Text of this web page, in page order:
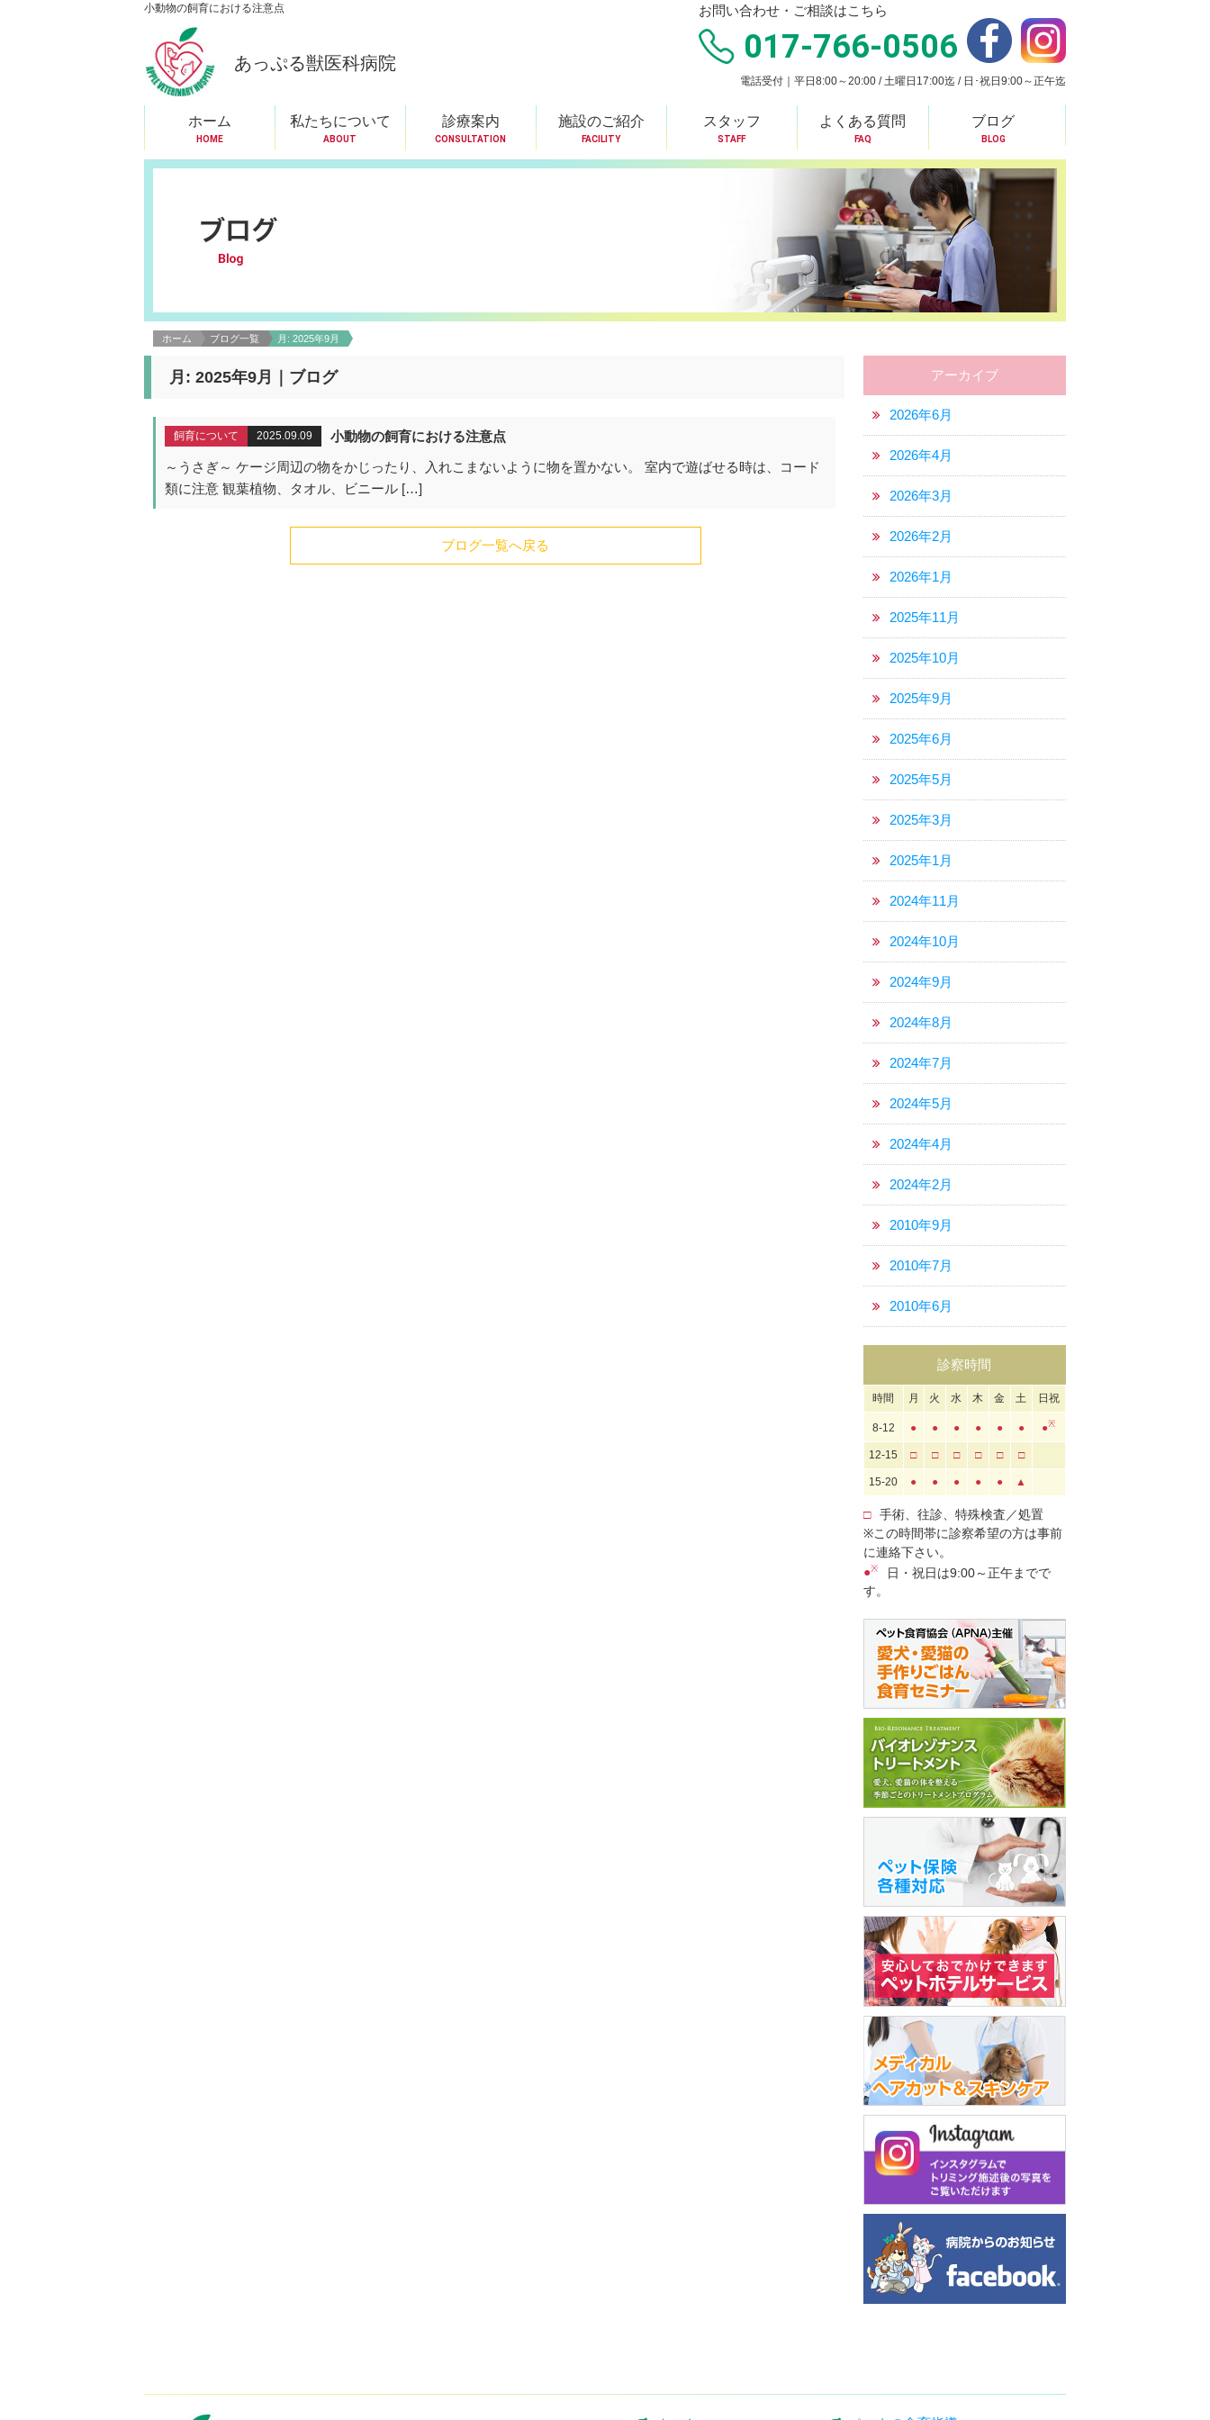
小動物の飼育における注意点
あっぷる獣医科病院
お問い合わせ・ご相談はこちら
017-766-0506
電話受付｜平日8:00～20:00 / 土曜日17:00迄 / 日･祝日9:00～正午迄
ホーム
HOME
私たちについて
ABOUT
診療案内
CONSULTATION
施設のご紹介
FACILITY
スタッフ
STAFF
よくある質問
FAQ
ブログ
BLOG
ホーム ブログ一覧 月: 2025年9月
月: 2025年9月 ｜ブログ
飼育について 2025.09.09
小動物の飼育における注意点
～うさぎ～ ケージ周辺の物をかじったり、入れこまないように物を置かない。 室内で遊ばせる時は、コード
類に注意 観葉植物、タオル、ビニール […]
ブログ一覧へ戻る
アーカイブ
2026年6月
2026年4月
2026年3月
2026年2月
2026年1月
2025年11月
2025年10月
2025年9月
2025年6月
2025年5月
2025年3月
2025年1月
2024年11月
2024年10月
2024年9月
2024年8月
2024年7月
2024年5月
2024年4月
2024年2月
2010年9月
2010年7月
2010年6月
診察時間
時間 月 火 水 木 金 土 日祝
8-12 ● ● ● ● ● ● ●※
12-15 □ □ □ □ □ □
15-20 ● ● ● ● ● ▲
□
手術、往診、特殊検査／処置
※この時間帯に診察希望の方は事前
に連絡下さい。
●※
日・祝日は9:00～正午までで
す。